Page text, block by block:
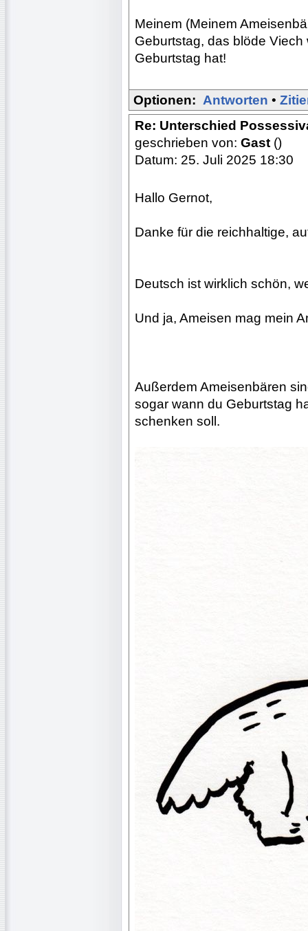
Meinem (Meinem
Geburtstag, das blöde
Geburtstag hat!
Optionen: Antworten •
Re: Unterschied
geschrieben von: Gast ()
Datum: 25. Juli 2025 18:30
Hallo Gernot,
Danke für die reichhaltige,
Deutsch ist wirklich schön,
Und ja, Ameisen mag mein
Außerdem Ameisenbären
sogar wann du Geburtstag
schenken soll.